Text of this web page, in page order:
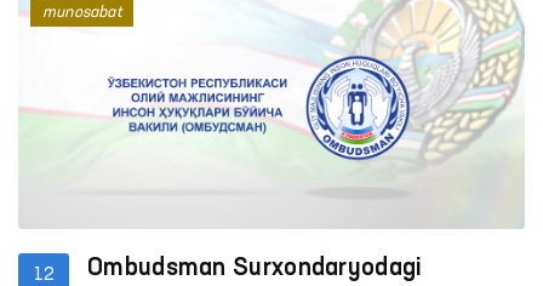
12
Ombudsman Surxondaryodagi
munosabat